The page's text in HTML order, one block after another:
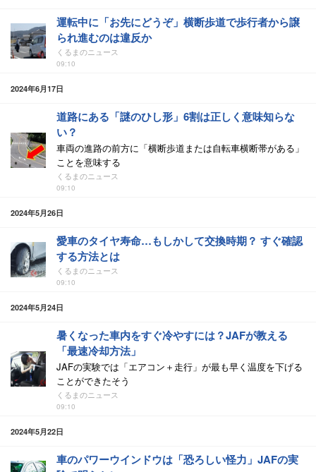
運転中に「お先にどうぞ」横断歩道で歩行者から譲
られ進むのは違反か
くるまのニュース
09:10
2024年6月17日
道路にある「謎のひし形」6割は正しく意味知らな
い？
車両の進路の前方に「横断歩道または自転車横断帯がある」
ことを意味する
くるまのニュース
09:10
2024年5月26日
愛車のタイヤ寿命…もしかして交換時期？ すぐ確認
する方法とは
くるまのニュース
09:10
2024年5月24日
暑くなった車内をすぐ冷やすには？JAFが教える
「最速冷却方法」
JAFの実験では「エアコン＋走行」が最も早く温度を下げる
ことができたそう
くるまのニュース
09:10
2024年5月22日
車のパワーウインドウは「恐ろしい怪力」JAFの実